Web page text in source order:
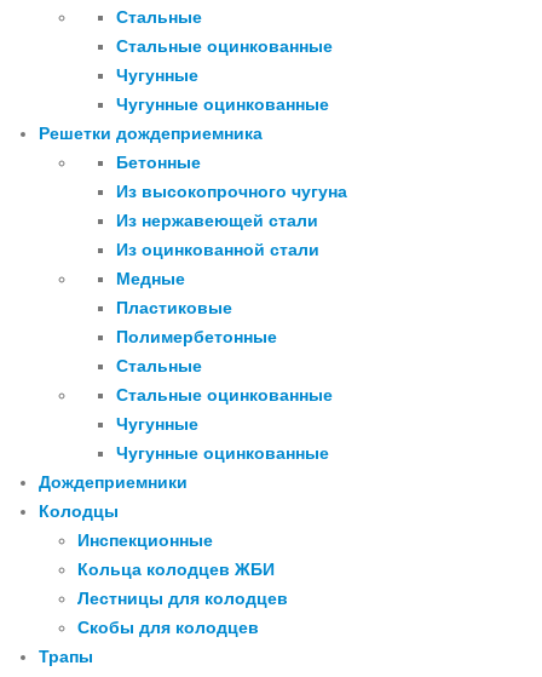
Стальные
Стальные оцинкованные
Чугунные
Чугунные оцинкованные
Решетки дождеприемника
Бетонные
Из высокопрочного чугуна
Из нержавеющей стали
Из оцинкованной стали
Медные
Пластиковые
Полимербетонные
Стальные
Стальные оцинкованные
Чугунные
Чугунные оцинкованные
Дождеприемники
Колодцы
Инспекционные
Кольца колодцев ЖБИ
Лестницы для колодцев
Скобы для колодцев
Трапы